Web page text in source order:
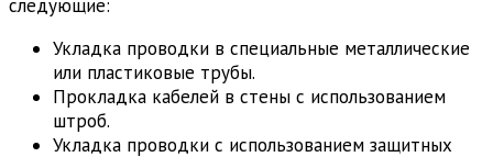
следующие:
Укладка проводки в специальные металлические
или пластиковые трубы.
Прокладка кабелей в стены с использованием
штроб.
Укладка проводки с использованием защитных